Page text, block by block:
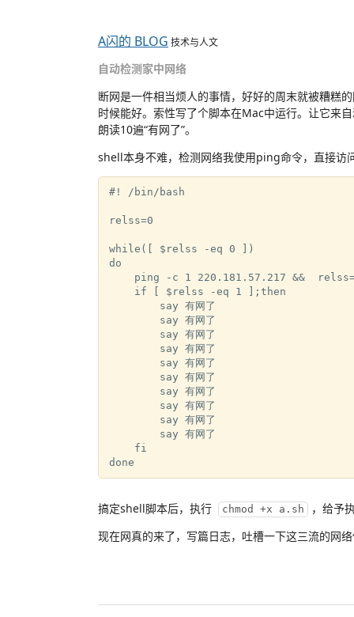
A闪的 BLOG 技术与人文
自动检测家中网络
断网是一件相当烦人的事情，好好的周末就被糟糕
时候能好。索性写了个脚本在Mac中运行。让它来
朗读10遍“有网了”。
shell本身不难，检测网络我使用ping命令，直接访
#! /bin/bash
relss=0
while([ $relss -eq 0 ])
do
ping -c 1 220.181.57.217 &&
    if [ $relss -eq 1 ];then
        say 有网了
        say 有网了
        say 有网了
        say 有网了
        say 有网了
        say 有网了
        say 有网了
        say 有网了
        say 有网了
        say 有网了
    fi
搞定shell脚本后，执行 chmod +x a.sh
，给予
现在网真的来了，写篇日志，吐槽一下这三流的网